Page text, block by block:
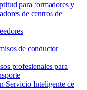
para formadores y
de centros de
de conductor
profesionales para
Servicio Inteligente de